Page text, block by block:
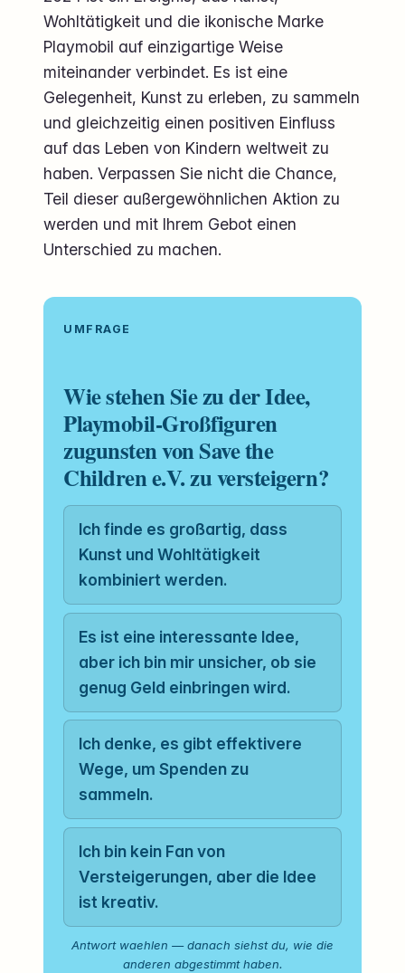
Wohltätigkeit und die ikonische Marke
Playmobil auf einzigartige Weise
miteinander verbindet. Es ist eine
Gelegenheit, Kunst zu erleben, zu sammeln
und gleichzeitig einen positiven Einfluss
auf das Leben von Kindern weltweit zu
haben. Verpassen Sie nicht die Chance,
Teil dieser außergewöhnlichen Aktion zu
werden und mit Ihrem Gebot einen
Unterschied zu machen.
UMFRAGE
Wie stehen Sie zu der Idee,
Playmobil-Großfiguren
zugunsten von Save the
Children e.V. zu versteigern?
Ich finde es großartig, dass
Kunst und Wohltätigkeit
kombiniert werden.
Es ist eine interessante Idee,
aber ich bin mir unsicher, ob sie
genug Geld einbringen wird.
Ich denke, es gibt effektivere
Wege, um Spenden zu
sammeln.
Ich bin kein Fan von
Versteigerungen, aber die Idee
ist kreativ.
Antwort waehlen — danach siehst du, wie die
anderen abgestimmt haben.